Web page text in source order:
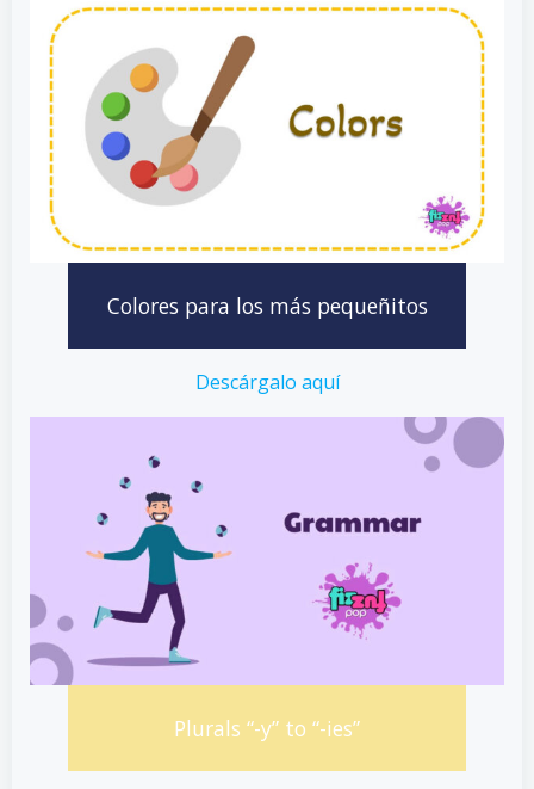
Colores para los más pequeñitos
Descárgalo aquí
Plurals “-y” to “-ies”